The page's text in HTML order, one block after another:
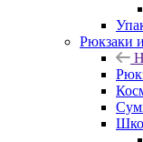
Рюкзаки